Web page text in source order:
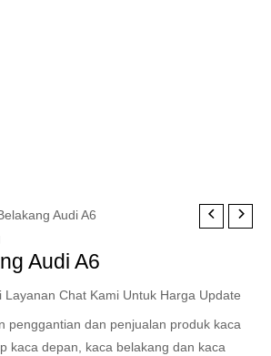
Audi A6
Audi A6
Layanan Chat Kami Untuk Harga Update
penggantian dan penjualan produk kaca
kaca depan, kaca belakang dan kaca